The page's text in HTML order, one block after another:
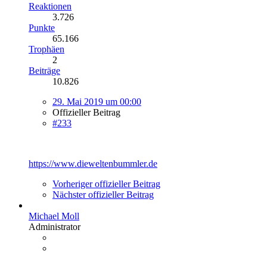
Reaktionen
3.726
Punkte
65.166
Trophäen
2
Beiträge
10.826
29. Mai 2019 um 00:00
Offizieller Beitrag
#233
https://www.dieweltenbummler.de
Vorheriger offizieller Beitrag
Nächster offizieller Beitrag
Michael Moll
Administrator